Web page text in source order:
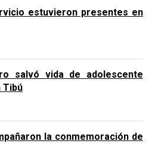
estuvieron presentes en
salvó vida de adolescente
Tibú
la conmemoración de